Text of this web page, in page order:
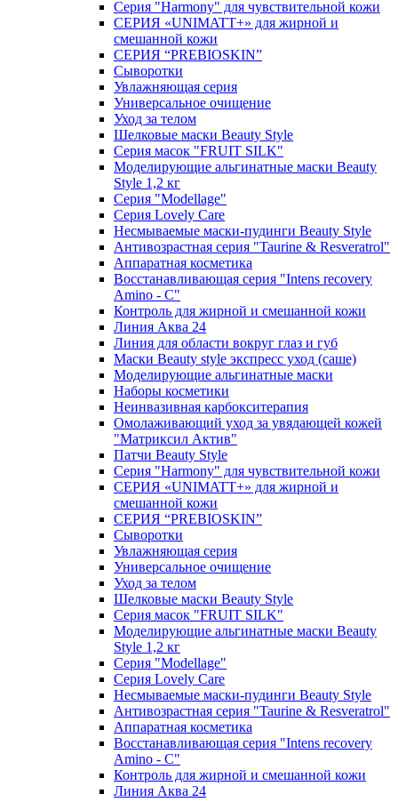
Серия "Harmony" для чувствительной кожи
СЕРИЯ «UNIMATT+» для жирной и
смешанной кожи
СЕРИЯ “PREBIOSKIN”
Сыворотки
Увлажняющая серия
Универсальное очищение
Уход за телом
Шелковые маски Beauty Style
Серия масок "FRUIT SILK"
Моделирующие альгинатные маски Beauty
Style 1,2 кг
Серия "Modellage"
Cерия Lovely Care
Несмываемые маски-пудинги Beauty Style
Антивозрастная серия "Taurine & Resveratrol"
Аппаратная косметика
Восстанавливающая серия "Intens recovery
Amino - C"
Контроль для жирной и смешанной кожи
Линия Аква 24
Линия для области вокруг глаз и губ
Маски Beauty style экспресс уход (саше)
Моделирующие альгинатные маски
Наборы косметики
Неинвазивная карбокситерапия
Омолаживающий уход за увядающей кожей
"Матриксил Актив"
Патчи Beauty Style
Серия "Harmony" для чувствительной кожи
СЕРИЯ «UNIMATT+» для жирной и
смешанной кожи
СЕРИЯ “PREBIOSKIN”
Сыворотки
Увлажняющая серия
Универсальное очищение
Уход за телом
Шелковые маски Beauty Style
Серия масок "FRUIT SILK"
Моделирующие альгинатные маски Beauty
Style 1,2 кг
Серия "Modellage"
Cерия Lovely Care
Несмываемые маски-пудинги Beauty Style
Антивозрастная серия "Taurine & Resveratrol"
Аппаратная косметика
Восстанавливающая серия "Intens recovery
Amino - C"
Контроль для жирной и смешанной кожи
Линия Аква 24